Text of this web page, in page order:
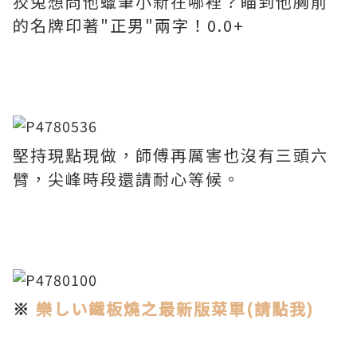
的名牌印著"正男"兩字！0.0+
堅持現點現做，師傅再厲害也沒有三頭六
臂，尖峰時段還請耐心等候。
※ 樂しい鐵板燒之最新版菜單(請點我)